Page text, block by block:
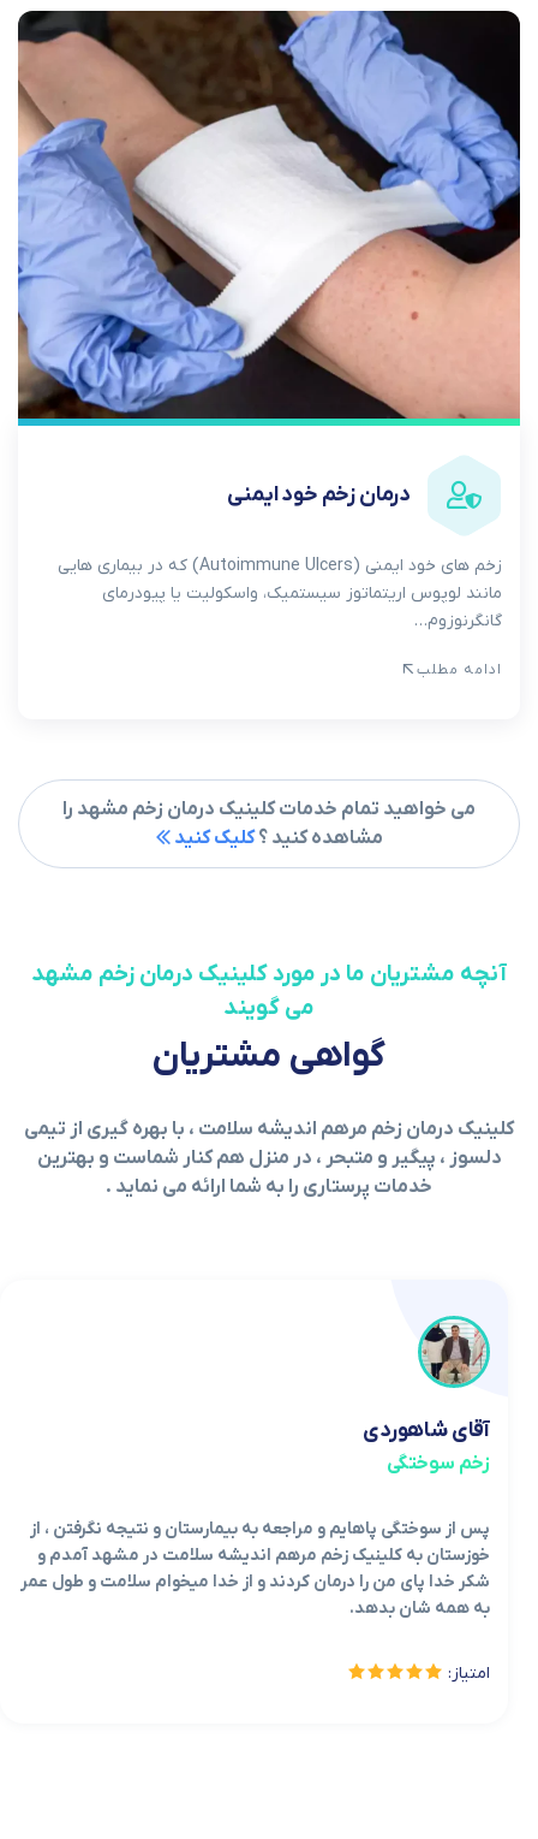
درمان زخم خود ایمنی
زخم های خود ایمنی (Autoimmune Ulcers) که در بیماری هایی
مانند لوپوس اریتماتوز سیستمیک، واسکولیت یا پیودرمای
گانگرنوزوم…
ادامه مطلب
می خواهید تمام خدمات کلینیک درمان زخم مشهد را
مشاهده کنید ؟کلیک کنید
آنچه مشتریان ما در مورد کلینیک درمان زخم مشهد
می گویند
گواهی مشتریان
کلینیک درمان زخم مرهم اندیشه سلامت ، با بهره گیری از تیمی
دلسوز ، پیگیر و متبحر ، در منزل هم کنار شماست و بهترین
خدمات پرستاری را به شما ارائه می نماید .
آقای شاهوردی
زخم سوختگی
پس از سوختگی پاهایم و مراجعه به بیمارستان و نتیجه نگرفتن ، از
خوزستان به کلینیک زخم مرهم اندیشه سلامت در مشهد آمدم و
شکر خدا پای من را درمان کردند و از خدا میخوام سلامت و طول عمر
به همه شان بدهد.
امتیاز: